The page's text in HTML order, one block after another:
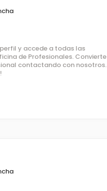
y accede a todas las
de Profesionales. Convierte
contactando con nosotros.